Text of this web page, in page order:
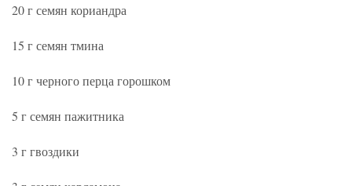
20 г семян кориандра
15 г семян тмина
10 г черного перца горошком
5 г семян пажитника
3 г гвоздики